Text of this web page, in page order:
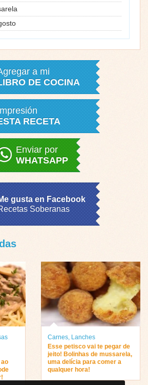
a mi
DE COCINA
RECETA
Enviar por
WHATSAPP
gusta en Facebook
Soberanas
Carnes, Lanches
Esse petisco vai te pegar de
jeito! Bolinhas de mussarela,
uma delícia para comer a
qualquer hora!